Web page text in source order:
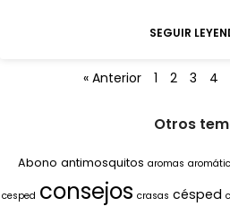
SEGUIR
« Anterior 1 2 3 4
Otros
Abono antimosquitos aromas
cesped consejos crasas césped